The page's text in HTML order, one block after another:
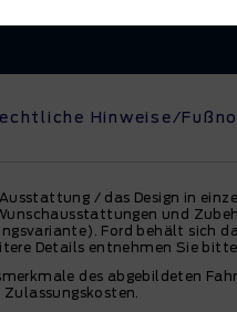
Hinweise/
/ das Design in
und
Ford behält sich
Details entnehmen Sie
des abgebildeten